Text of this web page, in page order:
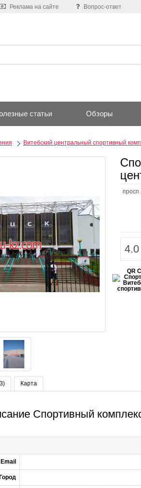
Реклама на сайте Вопрос-ответ
статьи Обзоры
Витебский центральный спортивный
4.0
QR
Карта
Спортивный
Email
Город